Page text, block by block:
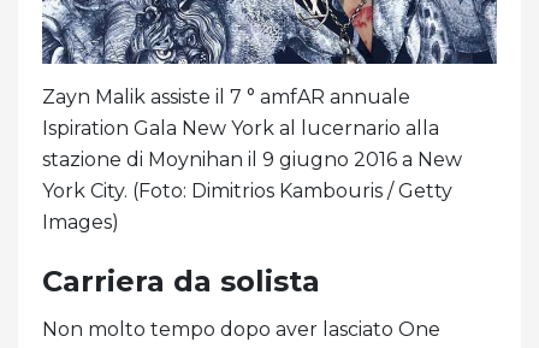
Zayn Malik assiste il 7 ° amfAR annuale
Ispiration Gala New York al lucernario alla
stazione di Moynihan il 9 giugno 2016 a New
York City. (Foto: Dimitrios Kambouris / Getty
Images)
Carriera da solista
Non molto tempo dopo aver lasciato One